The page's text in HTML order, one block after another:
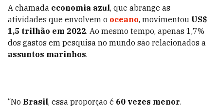
A chamada economia azul, que abrange as
atividades que envolvem o oceano, movimentou US$
1,5 trilhão em 2022. Ao mesmo tempo, apenas 1,7%
dos gastos em pesquisa no mundo são relacionados a
assuntos marinhos.
“No Brasil, essa proporção é 60 vezes menor.